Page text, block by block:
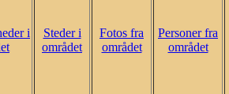
i
Steder i
området
Fotos fra
området
Personer fra
området